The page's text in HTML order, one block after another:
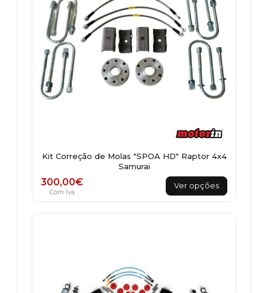
Kit Correção de Molas "SPOA HD" Raptor 4x4
Samurai
300,00€
Com Iva
Ver opções
This
product
has
multiple
chosen